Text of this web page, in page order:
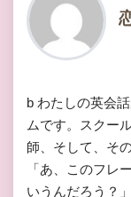
b わたしの英会
ムです。スクー
師、そして、そ
「あ、このフレ
いうんだろう？